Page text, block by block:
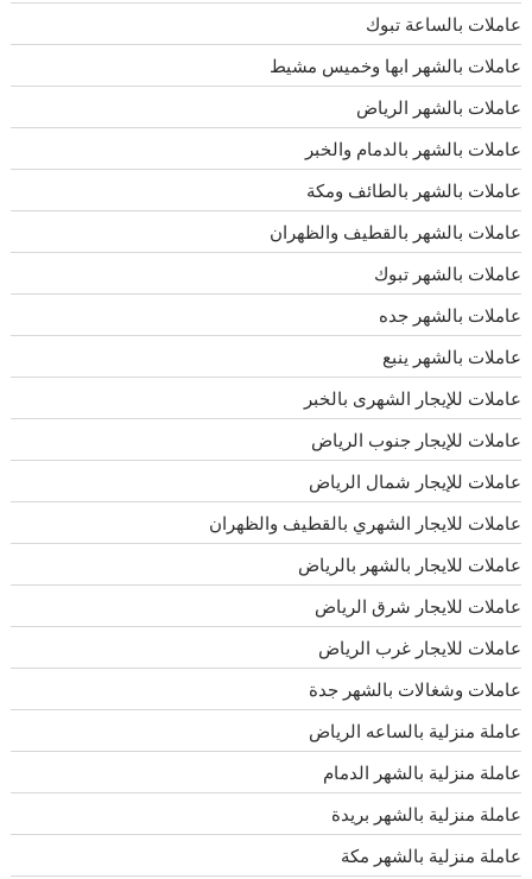
عاملات بالساعة تبوك
عاملات بالشهر ابها وخميس مشيط
عاملات بالشهر الرياض
عاملات بالشهر بالدمام والخبر
عاملات بالشهر بالطائف ومكة
عاملات بالشهر بالقطيف والظهران
عاملات بالشهر تبوك
عاملات بالشهر جده
عاملات بالشهر ينبع
عاملات للإيجار الشهرى بالخبر
عاملات للإيجار جنوب الرياض
عاملات للإيجار شمال الرياض
عاملات للايجار الشهري بالقطيف والظهران
عاملات للايجار بالشهر بالرياض
عاملات للايجار شرق الرياض
عاملات للايجار غرب الرياض
عاملات وشغالات بالشهر جدة
عاملة منزلية بالساعه الرياض
عاملة منزلية بالشهر الدمام
عاملة منزلية بالشهر بريدة
عاملة منزلية بالشهر مكة